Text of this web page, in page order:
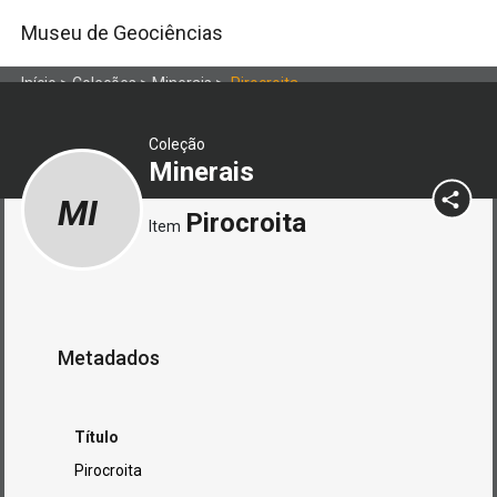
Museu de Geociências
Início>Coleções>Minerais>Pirocroita
Coleção
Minerais
MI Item Pirocroita
Metadados
Título
Pirocroita